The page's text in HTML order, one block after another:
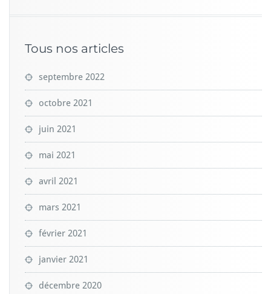
Tous nos articles
septembre 2022
octobre 2021
juin 2021
mai 2021
avril 2021
mars 2021
février 2021
janvier 2021
décembre 2020